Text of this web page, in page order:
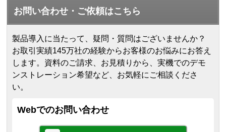
お問い合わせ・ご依頼はこちら
製品導入に当たって、疑問・質問はございませんか？
お取引実績145万社の経験からお客様のお悩みにお答え
します。 資料のご請求、お見積りから、実機でのデモ
ンストレーション希望など、お気軽にご相談くださ
い。
Webでのお問い合わせ